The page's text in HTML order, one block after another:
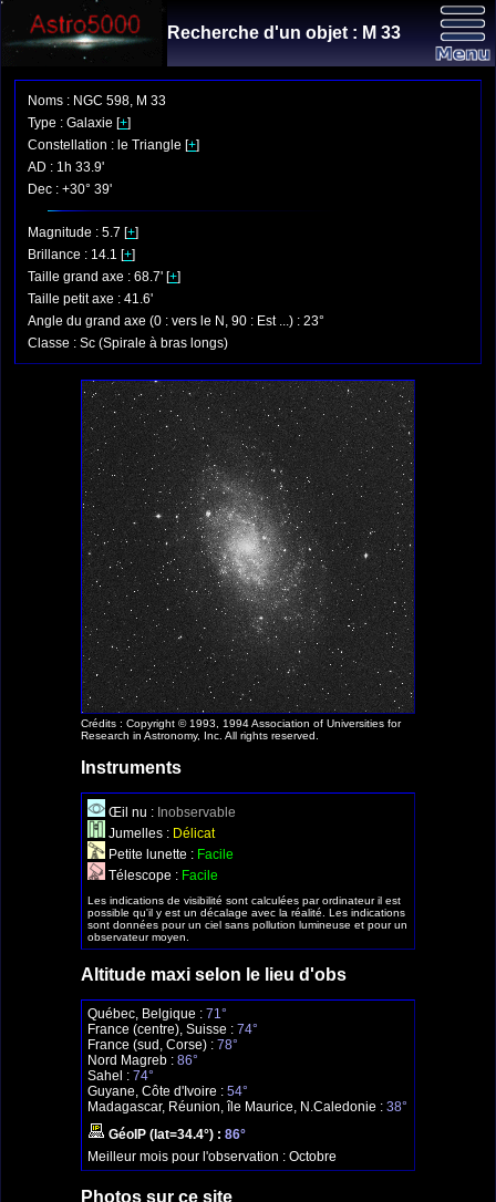
Recherche d'un objet : M 33
Noms : NGC 598, M 33
Type : Galaxie [+]
Constellation : le Triangle [+]
AD : 1h 33.9'
Dec : +30° 39'
Magnitude : 5.7 [+]
Brillance : 14.1 [+]
Taille grand axe : 68.7' [+]
Taille petit axe : 41.6'
Angle du grand axe (0 : vers le N, 90 : Est ...) : 23°
Classe : Sc (Spirale à bras longs)
Crédits : Copyright © 1993, 1994 Association of Universities for
Research in Astronomy, Inc. All rights reserved.
Instruments
Œil nu : Inobservable
Jumelles : Délicat
Petite lunette : Facile
Télescope : Facile
Les indications de visibilité sont calculées par ordinateur il est
possible qu'il y est un décalage avec la réalité. Les indications
sont données pour un ciel sans pollution lumineuse et pour un
observateur moyen.
Altitude maxi selon le lieu d'obs
Québec, Belgique : 71°
France (centre), Suisse : 74°
France (sud, Corse) : 78°
Nord Magreb : 86°
Sahel : 74°
Guyane, Côte d'Ivoire : 54°
Madagascar, Réunion, île Maurice, N.Caledonie : 38°
GéoIP (lat=34.4°) : 86°
Meilleur mois pour l'observation : Octobre
Photos sur ce site